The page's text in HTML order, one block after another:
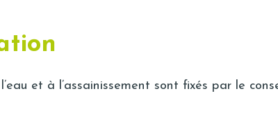
et à l’assainissement sont fixés par le